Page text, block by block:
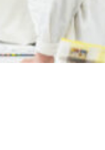
気軽に
来ま